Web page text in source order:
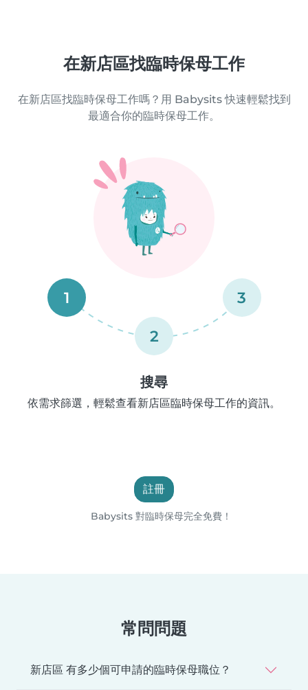
在新店區找臨時保母工作
在新店區找臨時保母工作嗎？用 Babysits 快速輕鬆找到
最適合你的臨時保母工作。
1
2
3
搜尋
依需求篩選，輕鬆查看新店區臨時保母工作的資訊。
註冊
Babysits 對臨時保母完全免費！
常問問題
新店區 有多少個可申請的臨時保母職位？